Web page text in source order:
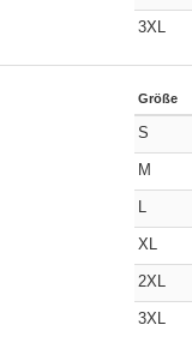
3XL
Größe
S
M
XL
2XL
3XL